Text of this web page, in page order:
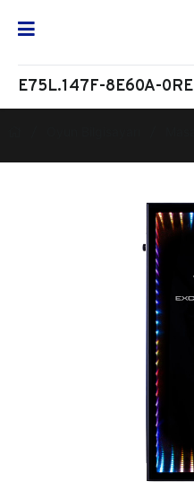
E75L.147F-8E60A-0RE